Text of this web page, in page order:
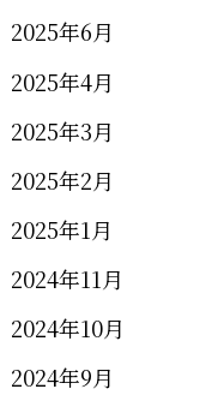
2025年6月
2025年4月
2025年3月
2025年2月
2025年1月
2024年11月
2024年10月
2024年9月